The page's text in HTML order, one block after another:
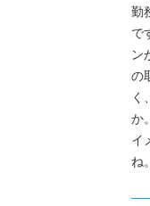
勤
で
ン
の
く
か
イ
ね